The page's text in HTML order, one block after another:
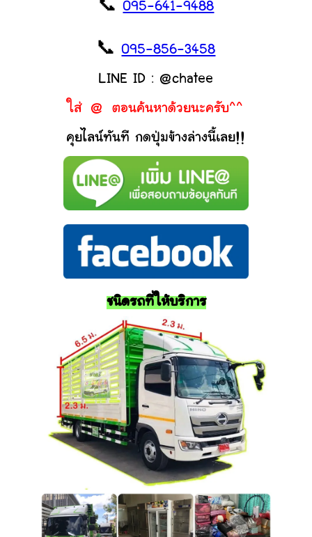
📞095-641-9488
📞095-856-3458
LINE ID : @chatee
ใส่ @ ตอนค้นหาด้วยนะครับ^^
คุยไลน์ทันที กดปุ่มข้างล่างนี้เลย!!
ชนิดรถที่ให้บริการ